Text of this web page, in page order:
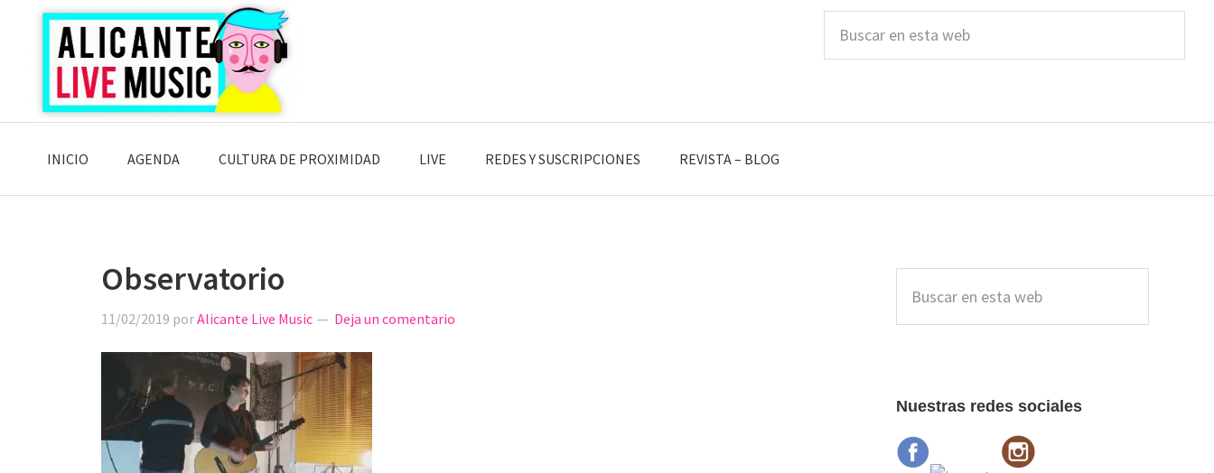
Saltar
navegación
principal
Saltar
contenido
principal
Saltar
lateral
principal
esta
INICIO AGENDA CULTURA DE PROXIMIDAD LIVE REDES Y SUSCRIPCIONES REVISTA – BLOG
Observatorio
11/02/2019 porAlicante Live Music Deja un comentario
lateral
principal
esta
Nuestras redes sociales